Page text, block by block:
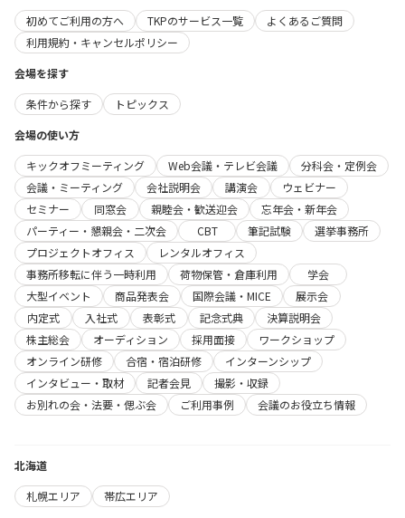
初めてご利用の方へ
TKPのサービス一覧
よくあるご質問
利用規約・キャンセルポリシー
会場を探す
条件から探す
トピックス
会場の使い方
キックオフミーティング
Web会議・テレビ会議
分科会・定例会
会議・ミーティング
会社説明会 講演会
ウェビナー
セミナー
同窓会 親睦会・歓送迎会
忘年会・新年会
パーティー・懇親会・二次会
CBT 筆記試験
選挙事務所
プロジェクトオフィス
レンタルオフィス
事務所移転に伴う一時利用
荷物保管・倉庫利用
学会
大型イベント
商品発表会 国際会議・MICE
展示会
内定式
入社式 表彰式 記念式典
決算説明会
株主総会
オーディション 採用面接
ワークショップ
オンライン研修
合宿・宿泊研修
インターンシップ
インタビュー・取材
記者会見
撮影・収録
お別れの会・法要・偲ぶ会
ご利用事例 会議のお役立ち情報
北海道
札幌エリア
帯広エリア